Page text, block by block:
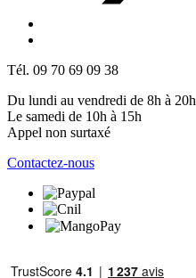
Tél. 09 70 69 09 38
Du lundi au vendredi de 8h à 20h
Le samedi de 10h à 15h
Appel non surtaxé
Contactez-nous